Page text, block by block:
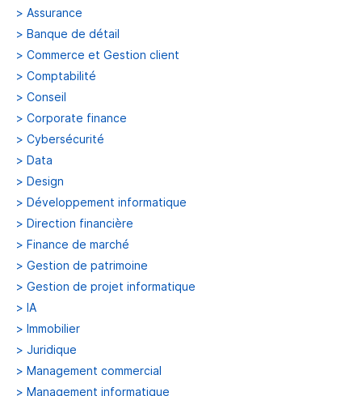
> Assurance
> Banque de détail
> Commerce et Gestion client
> Comptabilité
> Conseil
> Corporate finance
> Cybersécurité
> Data
> Design
> Développement informatique
> Direction financière
> Finance de marché
> Gestion de patrimoine
> Gestion de projet informatique
> IA
> Immobilier
> Juridique
> Management commercial
> Management informatique